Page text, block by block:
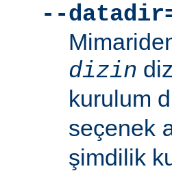
--
dizin
kurulum
seçenek
şimdilik